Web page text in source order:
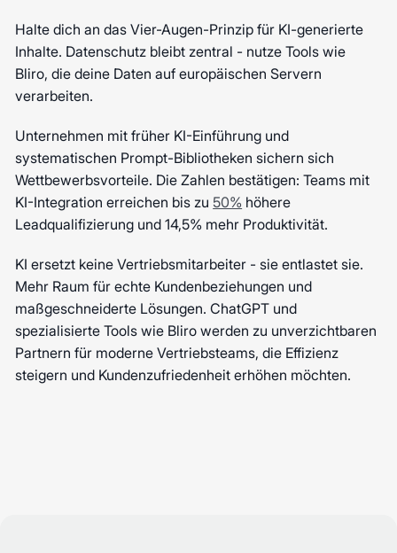
Halte dich an das Vier-Augen-Prinzip für KI-generierte
Inhalte. Datenschutz bleibt zentral - nutze Tools wie
Bliro, die deine Daten auf europäischen Servern
verarbeiten.
Unternehmen mit früher KI-Einführung und
systematischen Prompt-Bibliotheken sichern sich
Wettbewerbsvorteile. Die Zahlen bestätigen: Teams mit
KI-Integration erreichen bis zu 50% höhere
Leadqualifizierung und 14,5% mehr Produktivität.
KI ersetzt keine Vertriebsmitarbeiter - sie entlastet sie.
Mehr Raum für echte Kundenbeziehungen und
maßgeschneiderte Lösungen. ChatGPT und
spezialisierte Tools wie Bliro werden zu unverzichtbaren
Partnern für moderne Vertriebsteams, die Effizienz
steigern und Kundenzufriedenheit erhöhen möchten.